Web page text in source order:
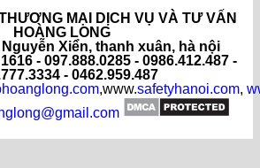
MẠI DỊCH VỤ VÀ TƯ VẤN
HOÀNG LONG
Nguyễn Xiển, thanh xuân, hà nội
- 097.888.0285 - 0986.412.487 -
- 0462.959.487
,www.safetyhanoi.com,